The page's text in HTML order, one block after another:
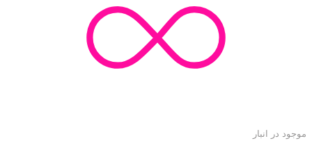
موجود در انبار